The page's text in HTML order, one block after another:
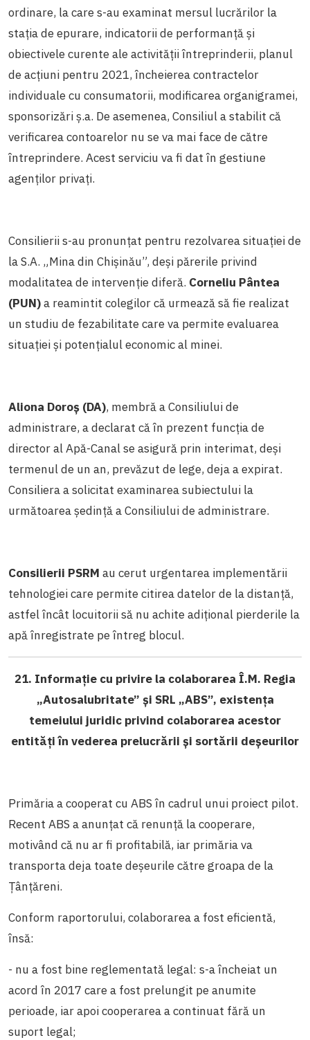
ordinare, la care s-au examinat mersul lucrărilor la
stația de epurare, indicatorii de performanță și
obiectivele curente ale activității întreprinderii, planul
de acțiuni pentru 2021, încheierea contractelor
individuale cu consumatorii, modificarea organigramei,
sponsorizări ș.a. De asemenea, Consiliul a stabilit că
verificarea contoarelor nu se va mai face de către
întreprindere. Acest serviciu va fi dat în gestiune
agenților privați.
Consilierii s-au pronunțat pentru rezolvarea situației de
la S.A. „Mina din Chișinău”, deși părerile privind
modalitatea de intervenție diferă. Corneliu Pântea
(PUN)a reamintit colegilor că urmează să fie realizat
un studiu de fezabilitate care va permite evaluarea
situației și potențialul economic al minei.
Aliona Doroș (DA), membră a Consiliului de
administrare, a declarat că în prezent funcția de
director al Apă-Canal se asigură prin interimat, deși
termenul de un an, prevăzut de lege, deja a expirat.
Consiliera a solicitat examinarea subiectului la
următoarea ședință a Consiliului de administrare.
Consilierii PSRM au cerut urgentarea implementării
tehnologiei care permite citirea datelor de la distanță,
astfel încât locuitorii să nu achite adițional pierderile la
apă înregistrate pe întreg blocul.
21. Informație cu privire la colaborarea Î.M. Regia
„Autosalubritate” și SRL „ABS”, existența
temeiului juridic privind colaborarea acestor
entități în vederea prelucrării și sortării deșeurilor
Primăria a cooperat cu ABS în cadrul unui proiect pilot.
Recent ABS a anunțat că renunță la cooperare,
motivând că nu ar fi profitabilă, iar primăria va
transporta deja toate deșeurile către groapa de la
Țânțăreni.
Conform raportorului, colaborarea a fost eficientă,
însă:
- nu a fost bine reglementată legal: s-a încheiat un
acord în 2017 care a fost prelungit pe anumite
perioade, iar apoi cooperarea a continuat fără un
suport legal;